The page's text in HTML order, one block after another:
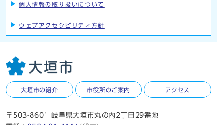
個人情報の取り扱いについて
ウェブアクセシビリティ方針
大垣市の紹介 市役所のご案内 アクセス
〒503-8601 岐阜県大垣市丸の内2丁目29番地